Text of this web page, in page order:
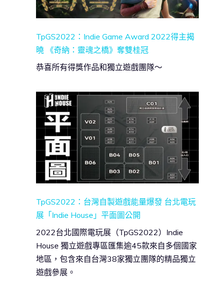
TpGS2022：Indie Game Award 2022得主揭
曉 《奇納：靈魂之橋》奪雙桂冠
恭喜所有得獎作品和獨立遊戲團隊～
TpGS2022：台灣自製遊戲能量爆發 台北電玩
展「Indie House」平面圖公開
2022台北國際電玩展（TpGS2022）Indie
House 獨立遊戲專區匯集逾45款來自多個國家
地區，包含來自台灣38家獨立團隊的精品獨立
遊戲參展。